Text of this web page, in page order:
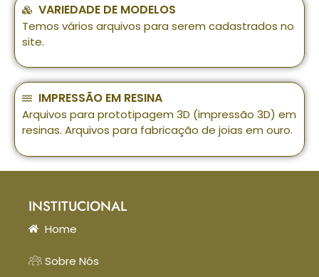
VARIEDADE DE MODELOS
Temos vários arquivos para serem cadastrados no
site.
IMPRESSÃO EM RESINA
Arquivos para prototipagem 3D (impressão 3D) em
resinas. Arquivos para fabricação de joias em ouro.
INSTITUCIONAL
Home
Sobre Nós